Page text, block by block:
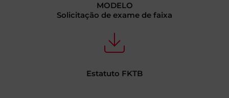
MODELO
Solicitação de exame de faixa
Estatuto FKTB